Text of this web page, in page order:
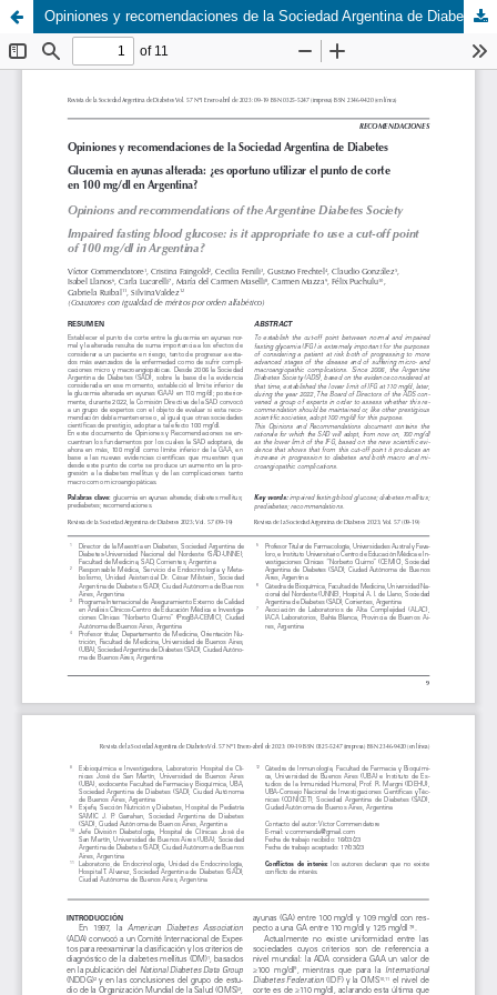
Opiniones y recomendaciones de la Sociedad Argentina de Diabetes. Glucemia en ayunas alterada: ¿es oportuno utilizar el punto de corte en 100 mg/dl en Argentina?